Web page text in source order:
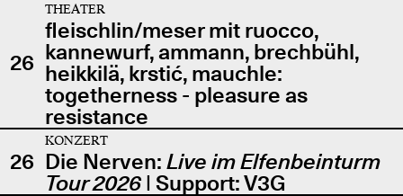
26
THEATER
fleischlin/meser mit ruocco,
kannewurf, ammann, brechbühl,
heikkilä, krstić, mauchle:
togetherness - pleasure as
resistance
26
KONZERT
Die Nerven: Live im Elfenbeinturm
Tour 2026| Support: V3G